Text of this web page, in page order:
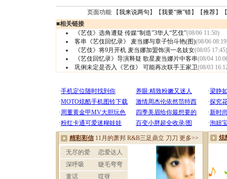
页面功能 【我来说两句 】【我要“揪”错】【推荐】
■相关链接
《艺伎》选角遭疑 传媒“制造”3华人“艺伎”(08/06 11:50)
客串《艺伎回忆录》 麦当娜与章子怡斗艳(图)(08/06
《艺伎》将9月开机 麦当娜加盟饰演一名妓女(08/05 17:45)
《艺伎回忆录》导演释疑 歌星麦当娜片中客串(08/04
巩俐未定是否入《艺伎》 可能再次联手王家卫(08/03